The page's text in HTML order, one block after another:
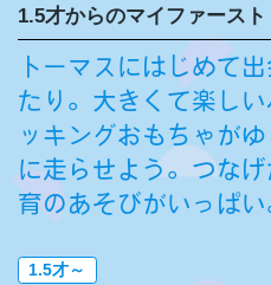
1.5才からのマイファース
トーマスにはじめて
たり。大きくて楽し
ッキングおもちゃが
に走らせよう。つな
育のあそびがいっぱい
1.5才～